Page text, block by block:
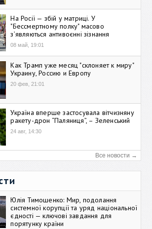
На Росії — збій у матриці. У
"Бессмертному полку" масово
зʼявляються антивоєнні зізнання
08 май, 19:01
Как Трамп уже месяц "склоняет к миру"
Украину, Россию и Европу
20 фев, 21:01
Україна вперше застосувала вітчизняну
ракету-дрон “Паляниця”, – Зеленський
24 авг, 14:30
Все новости →
Юлія Тимошенко: Мир, подолання
системної корупції та уряд національної
єдності — ключові завдання для
порятунку країни